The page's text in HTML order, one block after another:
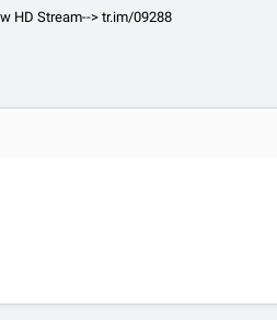
HD Stream--> tr.im/09288